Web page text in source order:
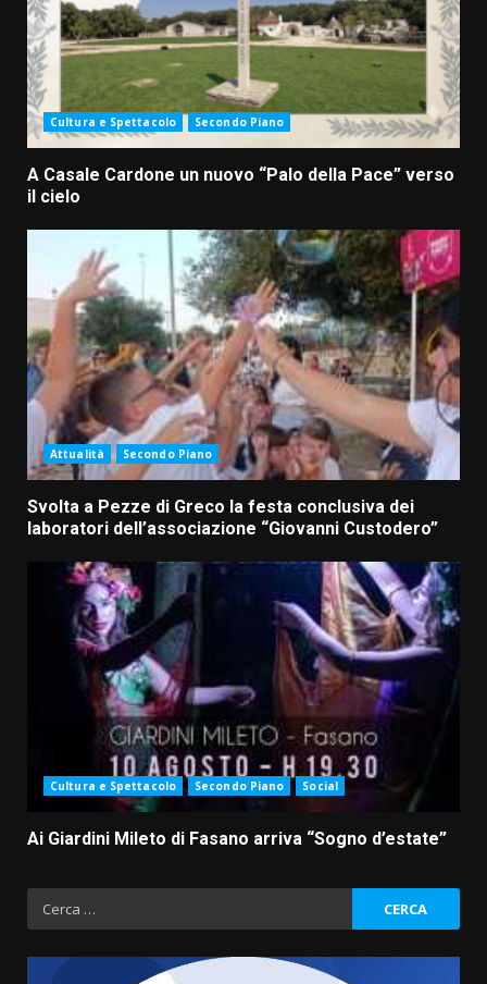
Cultura e Spettacolo Secondo Piano
A Casale Cardone un nuovo “Palo della Pace” verso
il cielo
Attualità Secondo Piano
Svolta a Pezze di Greco la festa conclusiva dei
laboratori dell’associazione “Giovanni Custodero”
Cultura e Spettacolo Secondo Piano Social
Ai Giardini Mileto di Fasano arriva “Sogno d’estate”
Ricerca
per: